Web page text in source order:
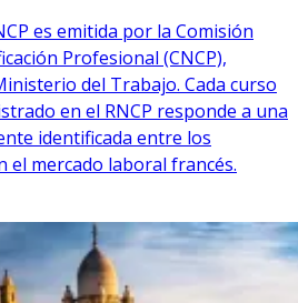
es emitida por la Comisión
Profesional (CNCP),
del Trabajo. Cada curso
en el RNCP responde a una
identificada entre los
el mercado laboral francés.